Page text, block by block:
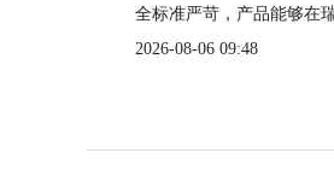
全标准严苛，产品能够在
2026-08-06 09:48